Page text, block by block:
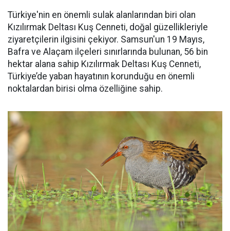
Türkiye'nin en önemli sulak alanlarından biri olan
Kızılırmak Deltası Kuş Cenneti, doğal güzellikleriyle
ziyaretçilerin ilgisini çekiyor. Samsun'un 19 Mayıs,
Bafra ve Alaçam ilçeleri sınırlarında bulunan, 56 bin
hektar alana sahip Kızılırmak Deltası Kuş Cenneti,
Türkiye’de yaban hayatının korunduğu en önemli
noktalardan birisi olma özelliğine sahip.